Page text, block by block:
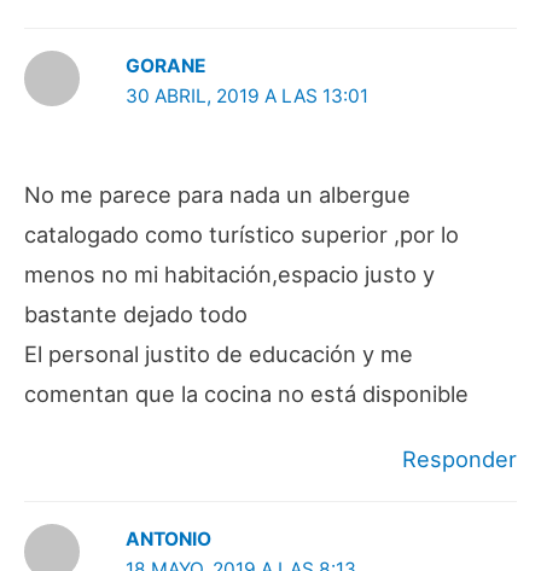
GORANE
30 ABRIL, 2019 A LAS 13:01
No me parece para nada un albergue
catalogado como turístico superior ,por lo
menos no mi habitación,espacio justo y
bastante dejado todo
El personal justito de educación y me
comentan que la cocina no está disponible
Responder
ANTONIO